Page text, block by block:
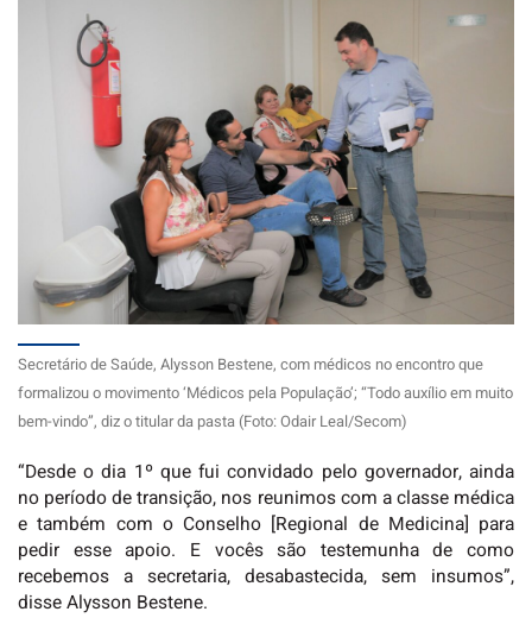
Secretário de Saúde, Alysson Bestene, com médicos no encontro que
formalizou o movimento ‘Médicos pela População’; “Todo auxílio em muito
bem-vindo”, diz o titular da pasta (Foto: Odair Leal/Secom)
“Desde o dia 1º que fui convidado pelo governador, ainda
no período de transição, nos reunimos com a classe médica
e também com o Conselho [Regional de Medicina] para
pedir esse apoio. E vocês são testemunha de como
recebemos a secretaria, desabastecida, sem insumos”,
disse Alysson Bestene.